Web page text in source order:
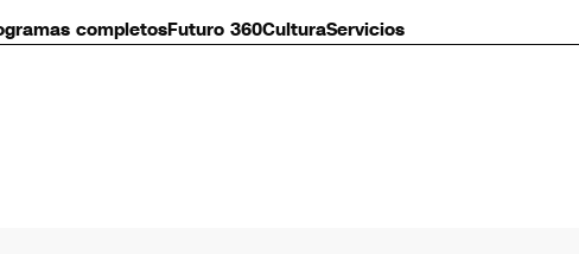
completosFuturo 360CulturaServicios